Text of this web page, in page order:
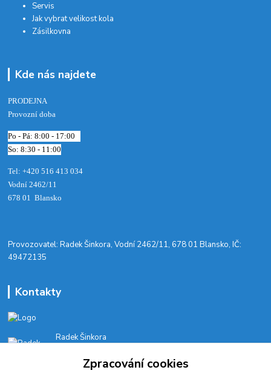
Servis
Jak vybrat velikost kola
Zásilkovna
Kde nás najdete
PRODEJNA
Provozní doba
Po - Pá: 8:00 - 17:00
So: 8:30 - 11:00
Tel: +420 516 413 034‬
Vodní 2462/11
678 01 Blansko
​Provozovatel: Radek Šinkora, Vodní 2462/11, 678 01 Blansko, IČ:
49472135
Kontakty
Radek Šinkora
E-SHOP: Po-Pá, 8-17 hod.
Zpracování cookies